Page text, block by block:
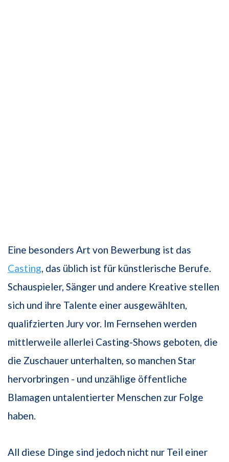
Eine besonders Art von Bewerbung ist das
Casting , das üblich ist für künstlerische Berufe.
Schauspieler, Sänger und andere Kreative stellen
sich und ihre Talente einer ausgewählten,
qualifzierten Jury vor. Im Fernsehen werden
mittlerweile allerlei Casting-Shows geboten, die
die Zuschauer unterhalten, so manchen Star
hervorbringen - und unzählige öffentliche
Blamagen untalentierter Menschen zur Folge
haben.
All diese Dinge sind jedoch nicht nur Teil einer